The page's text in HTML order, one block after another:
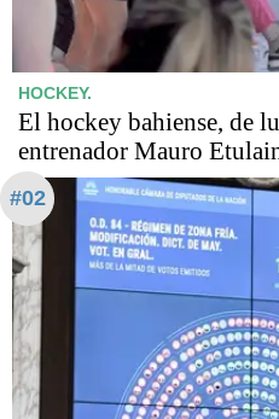
HOCKEY.
El hockey bahiense, de
entrenador Mauro
#02